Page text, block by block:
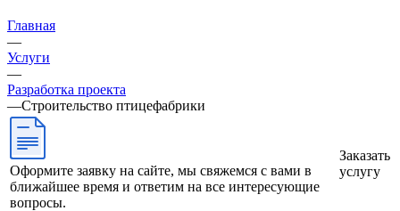
Главная
—
Услуги
—
Разработка проекта
—Строительство птицефабрики
Оформите заявку на сайте, мы свяжемся с вами в
ближайшее время и ответим на все интересующие
вопросы.
Заказать
услугу